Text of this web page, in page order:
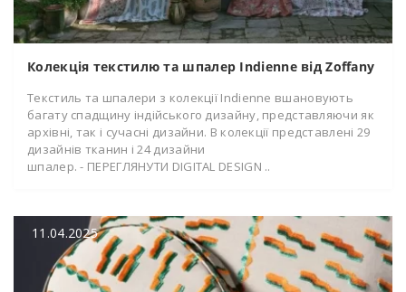
Колекція текстилю та шпалер Indienne від Zoffany
Текстиль та шпалери з колекції Indienne вшановують
багату спадщину індійського дизайну, представляючи як
архівні, так і сучасні дизайни. В колекції представлені 29
дизайнів тканин і 24 дизайни
шпалер. - ПЕРЕГЛЯНУТИ DIGITAL DESIGN ..
11.04.2025